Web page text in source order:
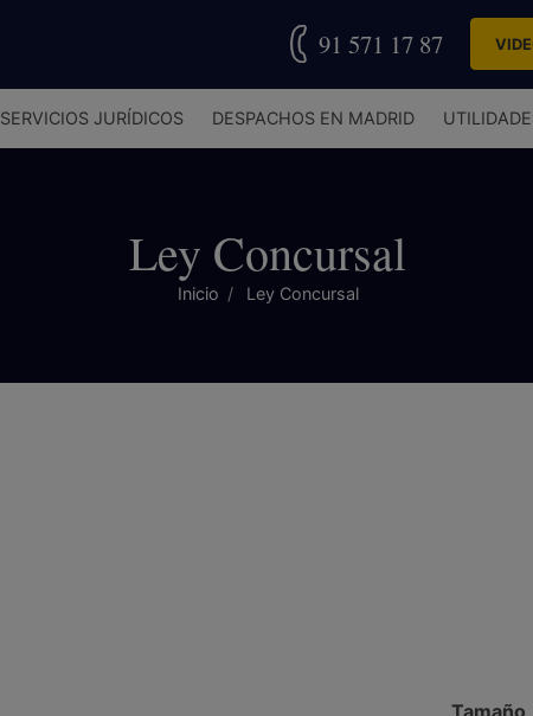
91 571 17 87
SERVICIOS JURÍDICOS DESPACHOS EN MADRID
Ley Concursal
Inicio Ley Concursal
Tamaño